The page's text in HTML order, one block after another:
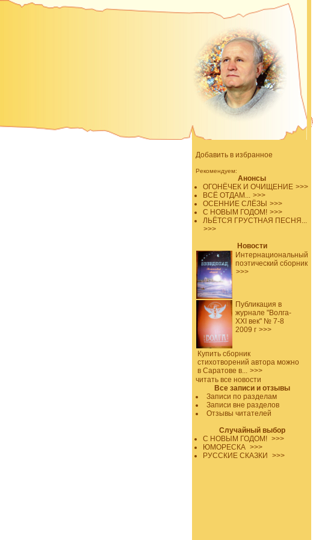
Добавить в избранное
Рекомендуем:
Анонсы
ОГОНЁЧЕК И ОЧИЩЕНИЕ >>>
ВСЁ ОТДАМ... >>>
ОСЕННИЕ СЛЁЗЫ >>>
С НОВЫМ ГОДОМ! >>>
ЛЬЁТСЯ ГРУСТНАЯ ПЕСНЯ...
>>>
Новости
Интернациональный
поэтический сборник
>>>
Публикация в
журнале "Волга-
XXI век" № 7-8
2009 г >>>
Купить сборник
стихотворений автора можно
в Саратове в... >>>
читать все новости
Все записи и отзывы
Записи по разделам
Записи вне разделов
Отзывы читателей
Случайный выбор
С НОВЫМ ГОДОМ! >>>
ЮМОРЕСКА >>>
РУССКИЕ СКАЗКИ >>>